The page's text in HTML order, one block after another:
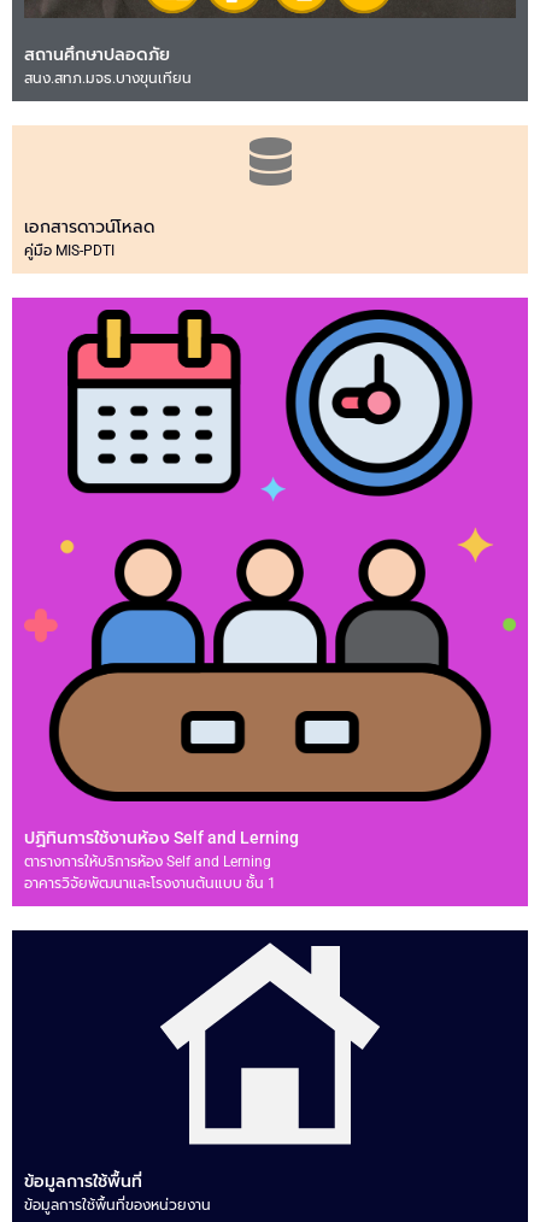
สถานศึกษาปลอดภัย
สนง.สทภ.มจธ.บางขุนเทียน
เอกสารดาวน์โหลด
คู่มือ MIS-PDTI
ปฏิทินการใช้งานห้อง Self and Lerning
ตารางการให้บริการห้อง Self and Lerning
อาคารวิจัยพัฒนาและโรงงานต้นแบบ ชั้น 1
ข้อมูลการใช้พื้นที่
ข้อมูลการใช้พื้นที่ของหน่วยงาน